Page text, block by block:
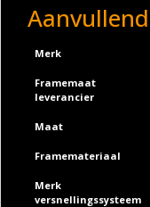
Merk
Framemaat
leverancier
Maat
Framemateriaal
Merk
versnellingssysteem